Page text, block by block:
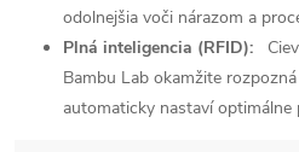
odolnejšia voči nárazom a
Plná inteligencia (RFID):
Bambu Lab okamžite
automaticky nastaví